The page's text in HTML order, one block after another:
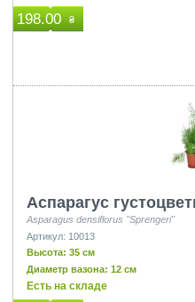
198.00 ₴
Аспарагус
Asparagus densiflorus "Sprengeri"
Артикул: 10013
Высота: 35 см
Диаметр вазона: 12 см
Есть на складе